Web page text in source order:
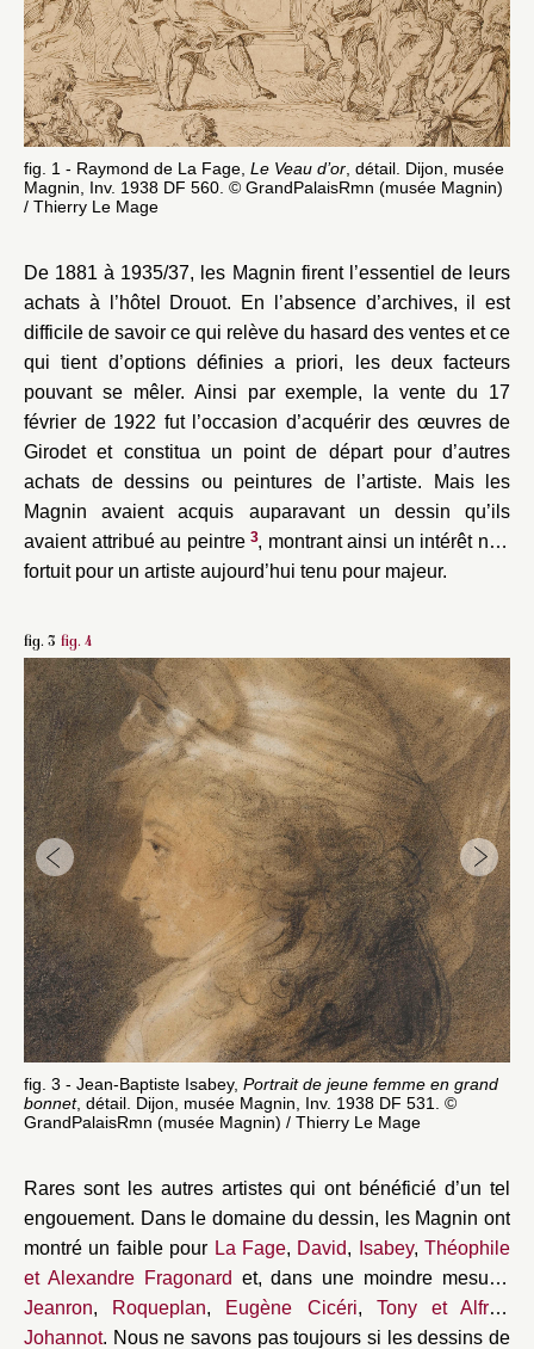
fig. 1 - Raymond de La Fage, Le Veau d’or , détail. Dijon, musée
Magnin, Inv. 1938 DF 560. © GrandPalaisRmn (musée Magnin)
/ Thierry Le Mage
De 1881 à 1935/37, les Magnin firent l’essentiel de leurs
achats à l’hôtel Drouot. En l’absence d’archives, il est
difficile de savoir ce qui relève du hasard des ventes et ce
qui tient d’options définies a priori, les deux facteurs
pouvant se mêler. Ainsi par exemple, la vente du 17
février de 1922 fut l’occasion d’acquérir des œuvres de
Girodet et constitua un point de départ pour d’autres
achats de dessins ou peintures de l’artiste. Mais les
Magnin avaient acquis auparavant un dessin qu’ils
avaient attribué au peintre 3, montrant ainsi un intérêt non
fortuit pour un artiste aujourd’hui tenu pour majeur.
fig. 3 fig. 4
fig. 3 - Jean-Baptiste Isabey, Portrait de jeune femme en grand
bonnet, détail. Dijon, musée Magnin, Inv. 1938 DF 531. ©
GrandPalaisRmn (musée Magnin) / Thierry Le Mage
Rares sont les autres artistes qui ont bénéficié d’un tel
engouement. Dans le domaine du dessin, les Magnin ont
montré un faible pour La Fage, David, Isabey, Théophile
et Alexandre Fragonard et, dans une moindre mesure,
Jeanron, Roqueplan, Eugène Cicéri, Tony et Alfred
Johannot. Nous ne savons pas toujours si les dessins de